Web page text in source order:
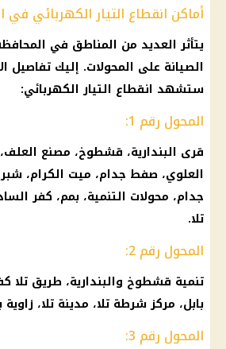
أماكن انقطاع التيار الكهربائي في
يتأثر العديد من المناطق في
الصيانة على المحولات. إليك تفاصيل
ستشهد انقطاع التيار الكهربائي:
المحول رقم 1:
قرى البندارية، قشطوخ، مصنع
العلوي، صفط جدام، ميت الكرام،
جدام، محولات التنمية، بمم، كفر
تلا.
المحول رقم 2:
تنمية قشطوخ والبندارية، طريق تلا
بابل، مركزشرطة تلا، مدينة تلا،
المحول رقم 3: